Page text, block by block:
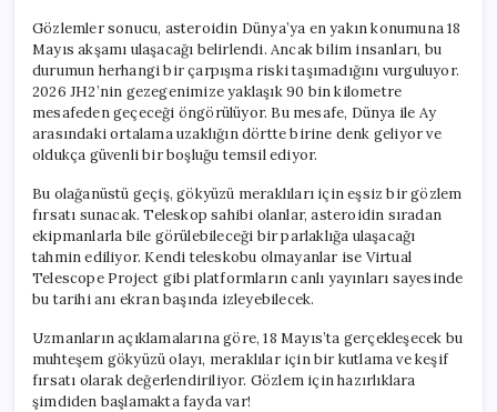
Gözlemler sonucu, asteroidin Dünya’ya en yakın konumuna 18
Mayıs akşamı ulaşacağı belirlendi. Ancak bilim insanları, bu
durumun herhangi bir çarpışma riski taşımadığını vurguluyor.
2026 JH2’nin gezegenimize yaklaşık 90 bin kilometre
mesafeden geçeceği öngörülüyor. Bu mesafe, Dünya ile Ay
arasındaki ortalama uzaklığın dörtte birine denk geliyor ve
oldukça güvenli bir boşluğu temsil ediyor.
Bu olağanüstü geçiş, gökyüzü meraklıları için eşsiz bir gözlem
fırsatı sunacak. Teleskop sahibi olanlar, asteroidin sıradan
ekipmanlarla bile görülebileceği bir parlaklığa ulaşacağı
tahmin ediliyor. Kendi teleskobu olmayanlar ise Virtual
Telescope Project gibi platformların canlı yayınları sayesinde
bu tarihi anı ekran başında izleyebilecek.
Uzmanların açıklamalarına göre, 18 Mayıs’ta gerçekleşecek bu
muhteşem gökyüzü olayı, meraklılar için bir kutlama ve keşif
fırsatı olarak değerlendiriliyor. Gözlem için hazırlıklara
şimdiden başlamakta fayda var!